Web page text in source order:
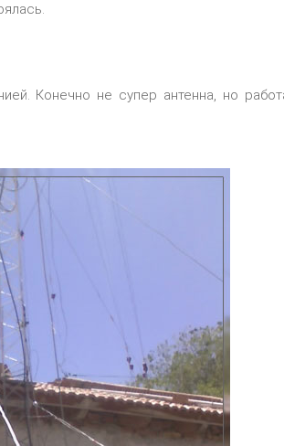
Конечно не супер антенна, но